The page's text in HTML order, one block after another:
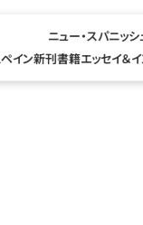
ニュー・スパニッ
イン新刊書籍エッセイ＆